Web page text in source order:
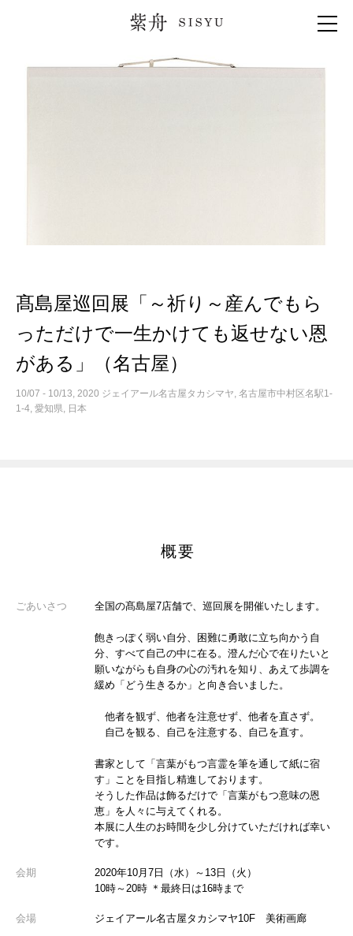
紫舟 SISYU
髙島屋巡回展「～祈り～産んでもら
っただけで一生かけても返せない恩
がある」（名古屋）
10/07 - 10/13, 2020 ジェイアール名古屋タカシマヤ, 名古屋市中村区名駅1-
1-4, 愛知県, 日本
概要
ごあいさつ 全国の髙島屋7店舗で、巡回展を開催いたします。
飽きっぽく弱い自分、困難に勇敢に立ち向かう自
分、すべて自己の中に在る。澄んだ心で在りたいと
願いながらも自身の心の汚れを知り、あえて歩調を
緩め「どう生きるか」と向き合いました。
他者を観ず、他者を注意せず、他者を直さず。
自己を観る、自己を注意する、自己を直す。
書家として「言葉がもつ言霊を筆を通して紙に宿
す」ことを目指し精進しております。
そうした作品は飾るだけで「言葉がもつ意味の恩
恵」を人々に与えてくれる。
本展に人生のお時間を少し分けていただければ幸い
です。
会期
2020年10月7日（水）～13日（火）
10時～20時 ＊最終日は16時まで
会場 ジェイアール名古屋タカシマヤ10F 美術画廊